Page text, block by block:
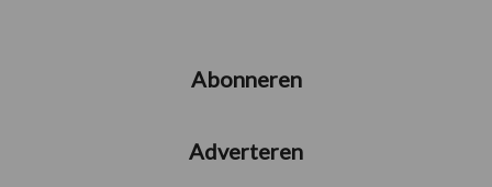
Abonneren
Adverteren